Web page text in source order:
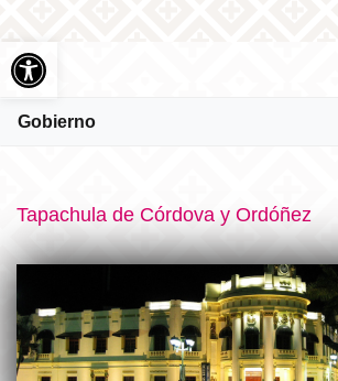
Abrir barra de
Gobierno
Tapachula de Córdova y Ordóñez